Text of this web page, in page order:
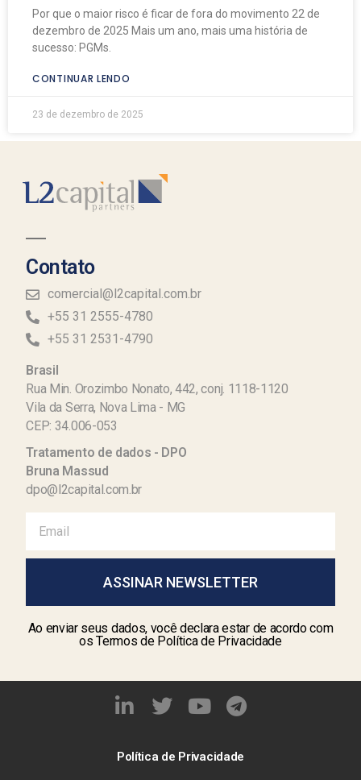
Por que o maior risco é ficar de fora do movimento 22 de
dezembro de 2025 Mais um ano, mais uma história de
sucesso: PGMs.
CONTINUAR LENDO
23 de dezembro de 2025
Contato
comercial@l2capital.com.br
+55 31 2555-4780
+55 31 2531-4790
Brasil
Rua Min. Orozimbo Nonato, 442, conj. 1118-1120
Vila da Serra, Nova Lima - MG
CEP: 34.006-053
Tratamento de dados - DPO
Bruna Massud
dpo@l2capital.com.br
ASSINAR NEWSLETTER
Ao enviar seus dados, você declara estar de acordo com
os Termos de Política de Privacidade
Política de Privacidade